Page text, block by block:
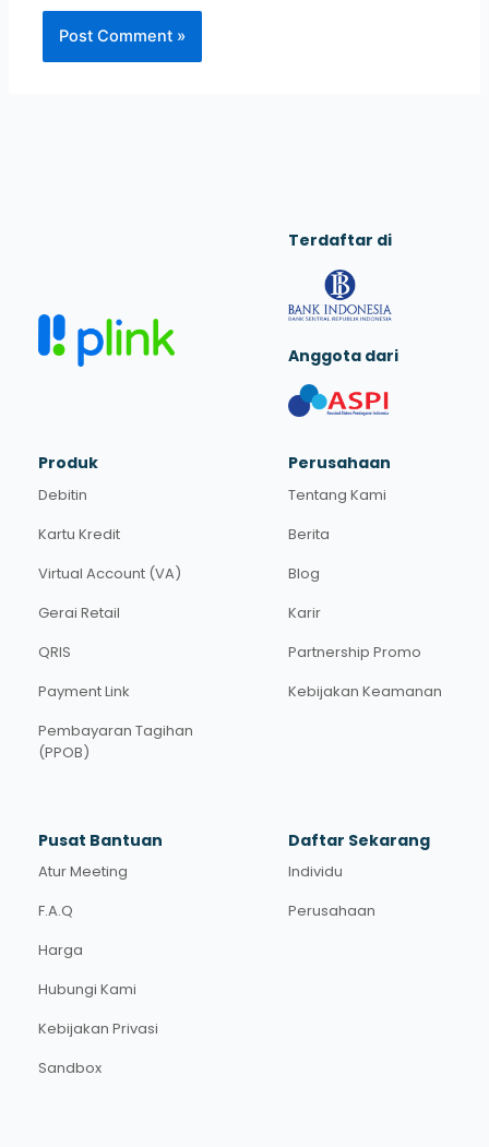
Terdaftar di
Anggota dari
Produk
Debitin
Kartu Kredit
Virtual Account (VA)
Gerai Retail
QRIS
Payment Link
Pembayaran Tagihan
(PPOB)
Perusahaan
Tentang Kami
Berita
Blog
Karir
Partnership Promo
Kebijakan Keamanan
Pusat Bantuan
Atur Meeting
F.A.Q
Harga
Hubungi Kami
Kebijakan Privasi
Sandbox
Daftar Sekarang
Individu
Perusahaan